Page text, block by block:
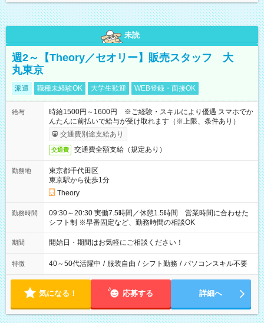
未読
週2～【Theory／セオリー】販売スタッフ 大
丸東京
派遣 職種未経験OK 大学生歓迎 WEB登録・面接OK
給与
時給1500円～1600円 ※ご経験・スキルにより優遇 スマホでか
んたんに前払いで給与が受け取れます（※上限、条件あり）
交通費別途支給あり
交通費 交通費全額支給（規定あり）
勤務地
東京都千代田区
東京駅から徒歩1分
Theory
勤務時間
09:30～20:30 実働7.5時間／休憩1.5時間 営業時間に合わせた
シフト制 ※早番固定など、勤務時間の相談OK
期間 開始日・期間はお気軽にご相談ください！
特徴 40～50代活躍中 / 服装自由 / シフト勤務 / パソコンスキル不要
気になる！ 応募する 詳細へ